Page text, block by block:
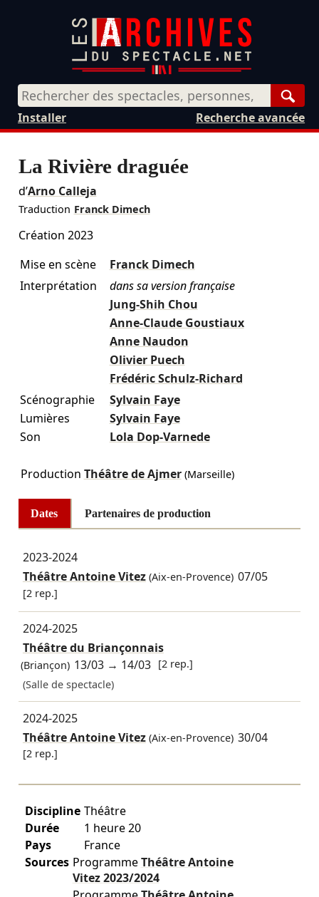
Recherche avancée
Installer
La Rivière draguée
d’Arno Calleja
Traduction Franck Dimech
Création 2023
Mise en scène
Franck Dimech
Interprétation
dans sa version française
Jung-Shih Chou
Anne-Claude Goustiaux
Anne Naudon
Olivier Puech
Frédéric Schulz-Richard
Scénographie
Sylvain Faye
Lumières
Sylvain Faye
Son
Lola Dop-Varnede
Production Théâtre de Ajmer(Marseille)
Dates Partenaires de production
2023-2024
Théâtre Antoine Vitez(Aix-en-Provence) 07/05
[2 rep.]
2024-2025
Théâtre du Briançonnais
(Briançon) 13/03 → 14/03 [2 rep.]
(Salle de spectacle)
2024-2025
Théâtre Antoine Vitez(Aix-en-Provence) 30/04
[2 rep.]
Discipline Théâtre
Durée
1 heure 20
Pays
France
Sources ProgrammeThéâtre Antoine
Vitez2023/2024